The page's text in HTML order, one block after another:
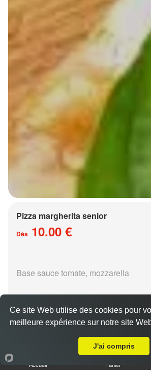
Pizza margherita senior
Dès 10.00 €
Base sauce tomate, mozzarella
15.00 €
Accueil Panier
Ce site Web utilise des cookies pour
meilleure expérience sur notre site
J'ai compris